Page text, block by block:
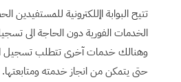
تتيح البوابة اإللكترونية
الخدمات الفورية دون الحاجة الى
وهنالك خدمات آخرى تتطلب تسجيل
حتى يتمكن من انجاز خدمته ومتابعتها.